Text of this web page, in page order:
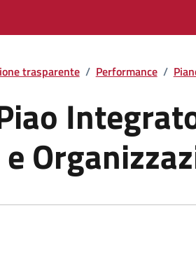
trasparente / Performance /